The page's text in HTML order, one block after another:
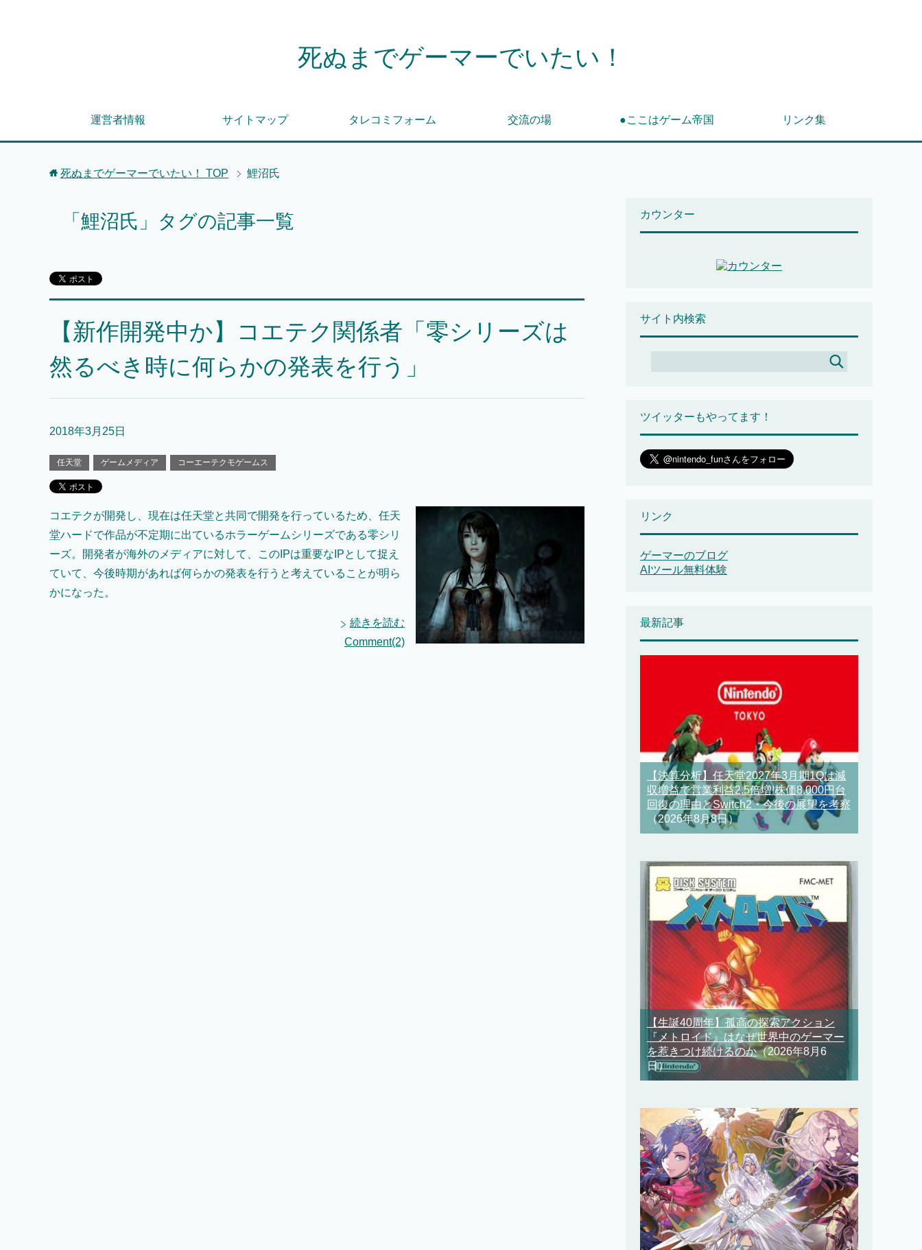
死ぬまでゲーマーでいたい！
運営者情報 サイトマップ タレコミフォーム 交流の場 ●ここはゲーム帝国 リンク集
死ぬまでゲーマーでいたい！ TOP 鯉沼氏
「鯉沼氏」タグの記事一覧
【新作開発中か】コエテク関係者「零シリーズは
然るべき時に何らかの発表を行う」
2018年3月25日
任天堂 ゲームメディア コーエーテクモゲームス
コエテクが開発し、現在は任天堂と共同で開発を行っているため、任天
堂ハードで作品が不定期に出ているホラーゲームシリーズである零シリ
ーズ。開発者が海外のメディアに対して、このIPは重要なIPとして捉え
ていて、今後時期があれば何らかの発表を行うと考えていることが明ら
かになった。
続きを読む
Comment(2)
カウンター
サイト内検索
ツイッターもやってます！
リンク
ゲーマーのブログ
AIツール無料体験
最新記事
【決算分析】任天堂2027年3月期1Qは減
収増益で営業利益2.5倍増!株価8,000円台
回復の理由とSwitch2・今後の展望を考察
（2026年8月8日）
【生誕40周年】孤高の探索アクション
『メトロイド』はなぜ世界中のゲーマー
を惹きつけ続けるのか（2026年8月6
日）